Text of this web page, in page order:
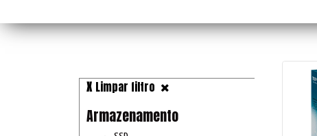
Limpar filtro
Armazenamento